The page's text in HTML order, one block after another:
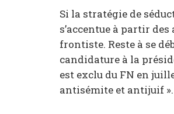
Si la stratégie de
s’accentue à partir
frontiste. Reste à se
candidature à la
est exclu du FN en
antisémite et antijuif ».